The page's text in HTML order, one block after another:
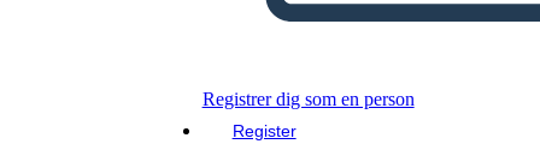
Registrer dig som en person
Register